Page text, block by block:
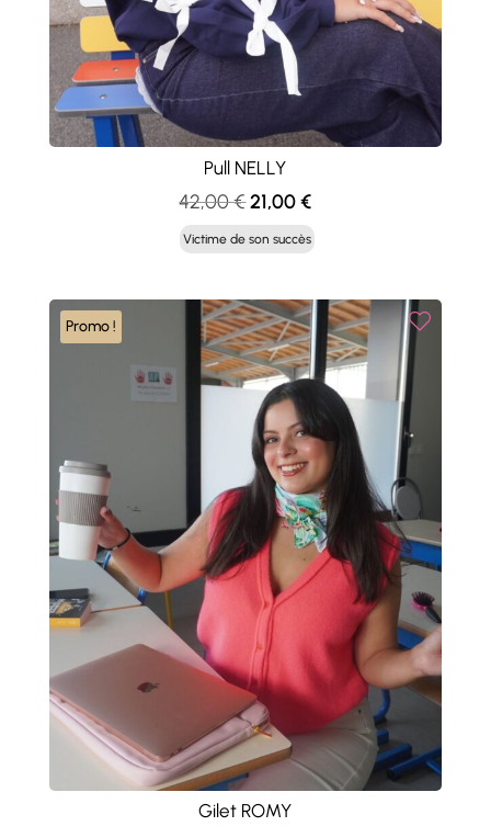
Pull NELLY
42,00€Le
prix
initial
42,00 €.
21,00€Le
prix
actuel
21,00 €.
Victime de son succès
Promo !
Gilet ROMY